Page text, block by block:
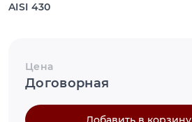
AISI 430
Цена
Договорная